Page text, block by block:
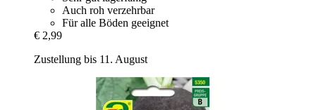
Auch roh verzehrbar
Für alle Böden geeignet
€ 2,99
Zustellung bis 11. August